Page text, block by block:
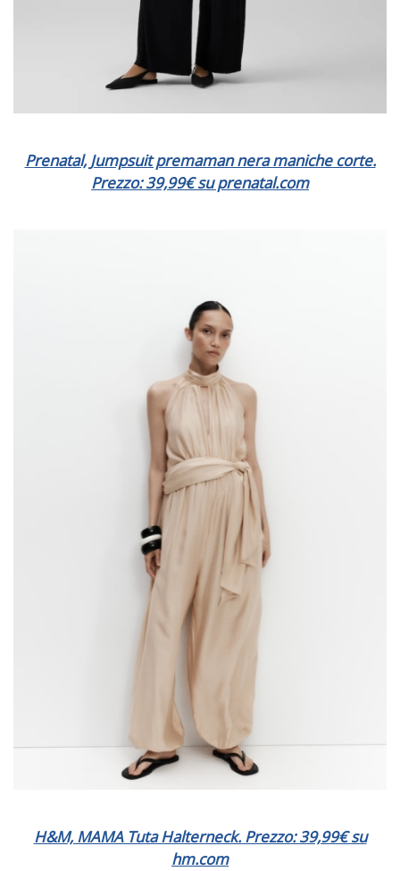
Prenatal, Jumpsuit premaman nera maniche corte.
Prezzo: 39,99€ su prenatal.com
H&M, MAMA Tuta Halterneck. Prezzo: 39,99€ su
hm.com